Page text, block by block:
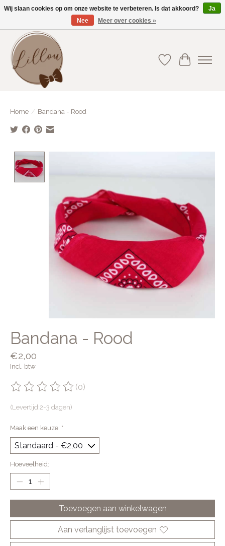
Gratis verzending vanaf €75(BE) en €100(NL)
Verlanglijst
Home / Bandana - Rood
Bandana - Rood
€2,00
Incl. btw
De beoordeling van dit product is
(0)
(Levertijd:2-3 dagen)
Maak een keuze: *
Hoeveelheid:
Toevoegen aan winkelwagen
Aan verlanglijst toevoegen
Wij slaan cookies op om onze website te verbeteren. Is dat akkoord?
Ja
Nee
Meer over cookies »